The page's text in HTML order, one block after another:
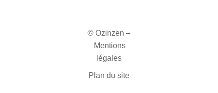
© Ozinzen –
Mentions
légales
Plan du site